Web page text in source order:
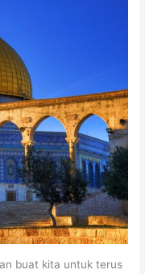
buat kita untuk terus